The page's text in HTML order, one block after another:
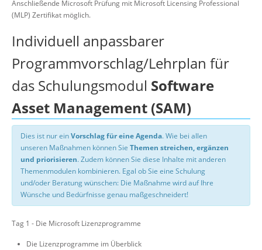
Anschließende Microsoft Prüfung mit Microsoft Licensing Professional
(MLP) Zertifikat möglich.
Individuell anpassbarer
Programmvorschlag/Lehrplan für
das Schulungsmodul Software
Asset Management (SAM)
Dies ist nur einVorschlag für eine Agenda. Wie bei allen
unseren Maßnahmen können Sie Themen streichen, ergänzen
und priorisieren. Zudem können Sie diese Inhalte mit anderen
Themenmodulen kombinieren. Egal ob Sie eine Schulung
und/oder Beratung wünschen: Die Maßnahme wird auf Ihre
Wünsche und Bedürfnisse genau maßgeschneidert!
Tag 1 - Die Microsoft Lizenzprogramme
Die Lizenzprogramme im Überblick